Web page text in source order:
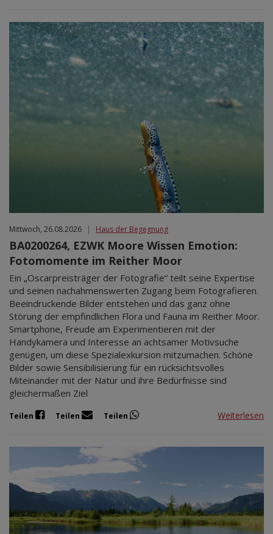
Mittwoch, 26.08.2026 Haus der Begegnung
BA0200264, EZWK Moore Wissen Emotion:
Fotomomente im Reither Moor
Ein „Oscarpreisträger der Fotografie“ teilt seine Expertise
und seinen nachahmenswerten Zugang beim Fotografieren.
Beeindruckende Bilder entstehen und das ganz ohne
Störung der empfindlichen Flora und Fauna im Reither Moor.
Smartphone, Freude am Experimentieren mit der
Handykamera und Interesse an achtsamer Motivsuche
genügen, um diese Spezialexkursion mitzumachen. Schöne
Bilder sowie Sensibilisierung für ein rücksichtsvolles
Miteinander mit der Natur und ihre Bedürfnisse sind
gleichermaßen Ziel
Teilen Teilen Teilen Weiterlesen